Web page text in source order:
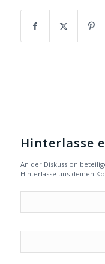
Hinterlasse
An der Diskussion
Hinterlasse uns deinen